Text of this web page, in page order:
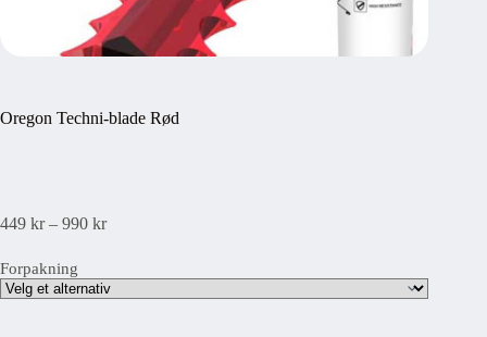
Oregon Techni-blade Rød
449 kr – 990 krPrisområde:
990 kr792 kr
Forpakning